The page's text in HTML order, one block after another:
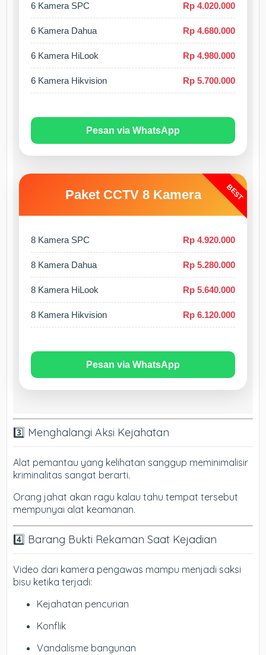
6 Kamera SPC Rp 4.020.000
6 Kamera Dahua Rp 4.680.000
6 Kamera HiLook Rp 4.980.000
6 Kamera Hikvision Rp 5.700.000
Pesan via WhatsApp
BEST
Paket CCTV 8 Kamera
8 Kamera SPC Rp 4.920.000
8 Kamera Dahua Rp 5.280.000
8 Kamera HiLook Rp 5.640.000
8 Kamera Hikvision Rp 6.120.000
Pesan via WhatsApp
3️⃣ Menghalangi Aksi Kejahatan
Alat pemantau yang kelihatan sanggup meminimalisir
kriminalitas sangat berarti.
Orang jahat akan ragu kalau tahu tempat tersebut
mempunyai alat keamanan.
4️⃣ Barang Bukti Rekaman Saat Kejadian
Video dari kamera pengawas mampu menjadi saksi
bisu ketika terjadi:
Kejahatan pencurian
Konflik
Vandalisme bangunan